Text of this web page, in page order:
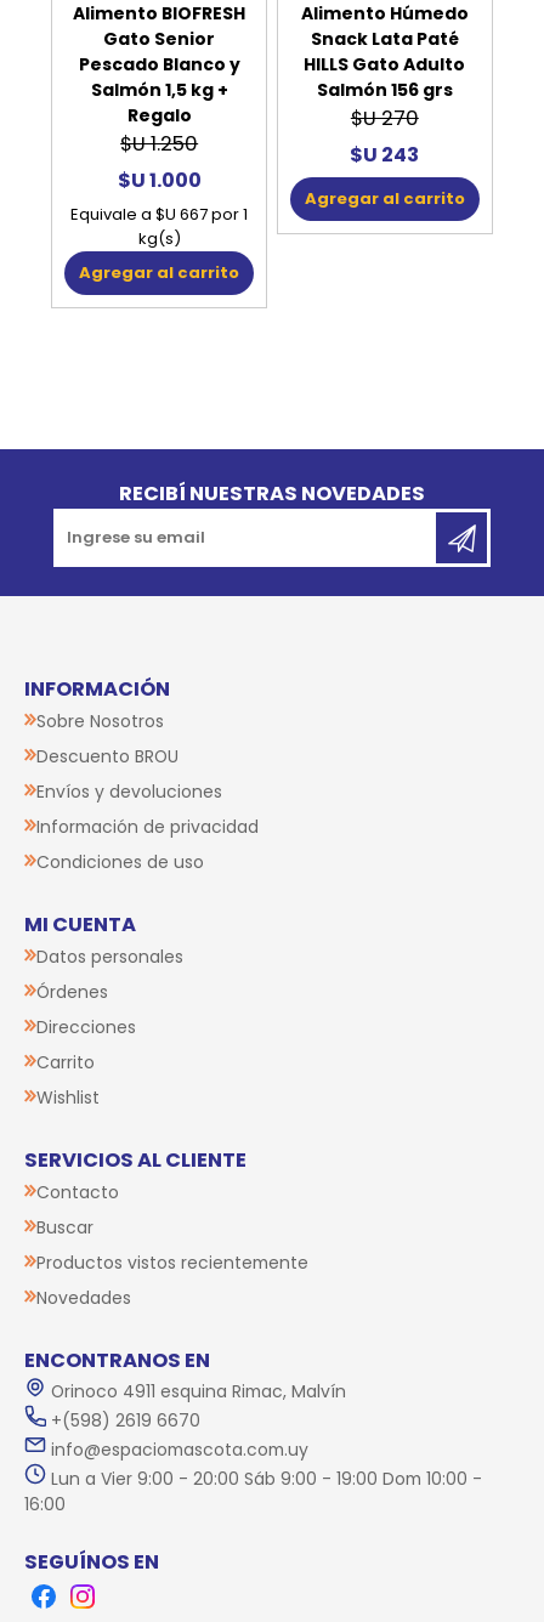
Alimento BIOFRESH
Gato Senior
Pescado Blanco y
Salmón 1,5 kg +
Regalo
$U 1.250
$U 1.000
Equivale a $U 667 por 1
kg(s)
Agregar al carrito
Alimento Húmedo
Snack Lata Paté
HILLS Gato Adulto
Salmón 156 grs
$U 270
$U 243
Agregar al carrito
RECIBÍ NUESTRAS NOVEDADES
INFORMACIÓN
Sobre Nosotros
Descuento BROU
Envíos y devoluciones
Información de privacidad
Condiciones de uso
MI CUENTA
Datos personales
Órdenes
Direcciones
Carrito
Wishlist
SERVICIOS AL CLIENTE
Contacto
Buscar
Productos vistos recientemente
Novedades
ENCONTRANOS EN
Orinoco 4911 esquina Rimac, Malvín
+(598) 2619 6670
info@espaciomascota.com.uy
Lun a Vier 9:00 - 20:00 Sáb 9:00 - 19:00 Dom 10:00 -
16:00
SEGUÍNOS EN
FacebookInstagram